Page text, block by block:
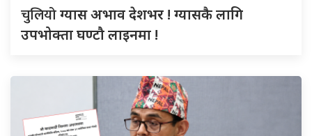
चुलियोग्यास अभाव देशभर ! ग्यासकै लागि
उपभोक्ता घण्टौ लाइनमा !